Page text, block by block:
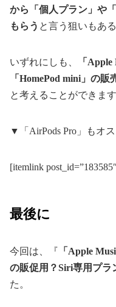
から「個人プラン」や
もらう と言う狙いもあ
いずれにしも、
「
「HomePod mini」の
と考えることができます
▼「AirPods Pro」もオ
[itemlink
最後に
今回は、『 「Apple
の販促用？Siri専用プラ
た。